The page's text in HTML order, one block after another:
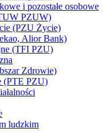
i pozostałe osobowe
PZUW)
(PZU Życie)
Alior Bank)
(TFI PZU)
Zdrowie)
(PTE PZU)
ludzkim